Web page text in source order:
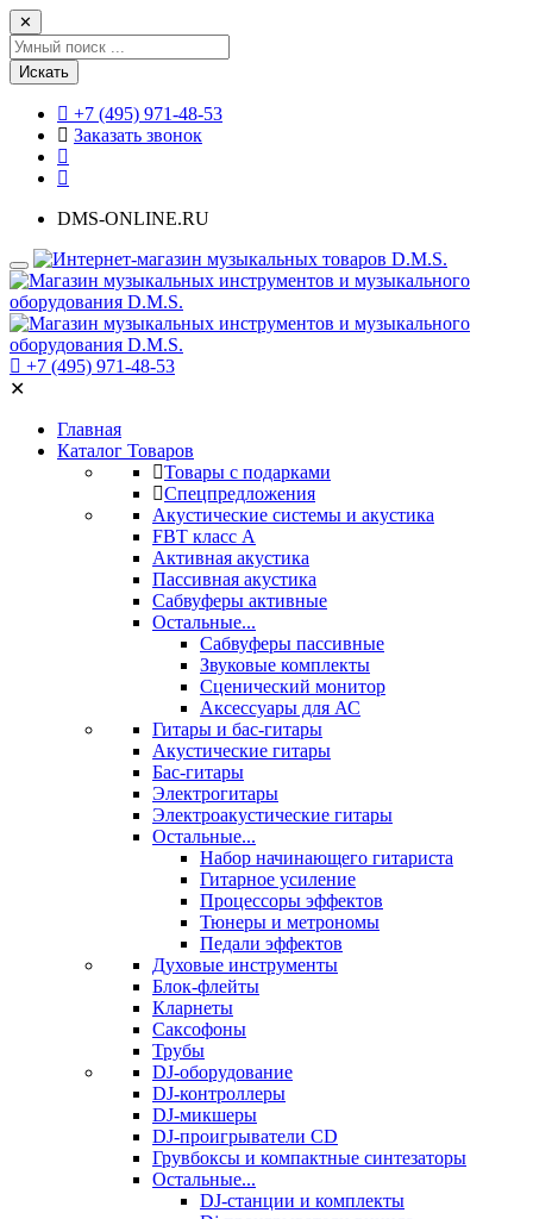
✕
Искать
+7 (495) 971-48-53
Заказать звонок
DMS-ONLINE.RU
+7 (495) 971-48-53
✕
Главная
Каталог Товаров
Товары с подарками
Спецпредложения
Акустические системы и акустика
FBT класс А
Активная акустика
Пассивная акустика
Сабвуферы активные
Остальные...
Сабвуферы пассивные
Звуковые комплекты
Сценический монитор
Аксессуары для АС
Гитары и бас-гитары
Акустические гитары
Бас-гитары
Электрогитары
Электроакустические гитары
Остальные...
Набор начинающего гитариста
Гитарное усиление
Процессоры эффектов
Тюнеры и метрономы
Педали эффектов
Духовые инструменты
Блок-флейты
Кларнеты
Саксофоны
Трубы
DJ-оборудование
DJ-контроллеры
DJ-микшеры
DJ-проигрыватели CD
Грувбоксы и компактные синтезаторы
Остальные...
DJ-станции и комплекты